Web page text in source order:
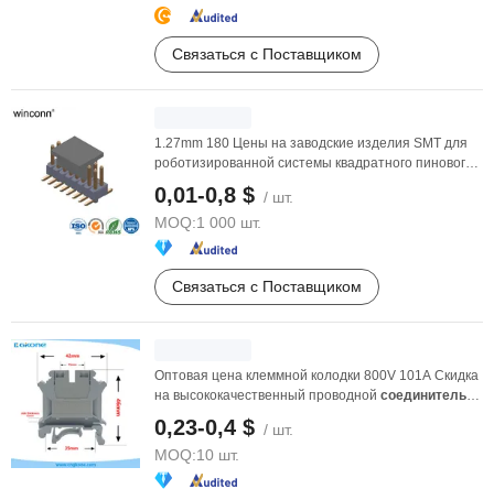
Связаться с Поставщиком
1.27mm 180 Цены на заводские изделия SMT для
роботизированной системы квадратного пинового
0,01-0,8 $ / шт.
MOQ:1 000 шт.
Связаться с Поставщиком
Оптовая цена клеммной колодки 800V 101A Скидка
на высококачественный проводной соединитель
0,23-0,4 $ / шт.
MOQ:10 шт.